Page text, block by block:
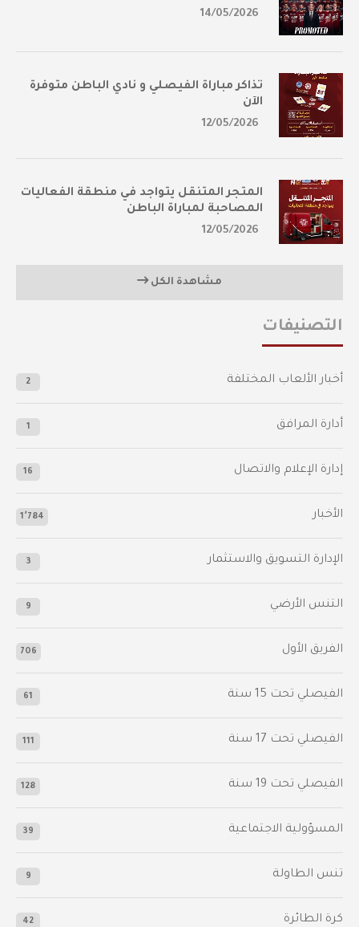
14/05/2026
تذاكر مباراة الفيصلي و نادي الباطن متوفرة
الآن
12/05/2026
المتجر المتنقل يتواجد في منطقة الفعاليات
المصاحبة لمباراة الباطن
12/05/2026
مشاهدة الكل
التصنيفات
أخبار الألعاب المختلفة 2
أدارة المرافق 1
إدارة الإعلام والاتصال 16
الأخبار 1٬784
الإدارة التسويق والاستثمار 3
التنس الأرضي 9
الفريق الأول 706
الفيصلي‬⁩ تحت 15 سنة 61
‫الفيصلي‬⁩ تحت 17 سنة 111
الفيصلي‬⁩ تحت 19 سنة 128
المسؤولية الاجتماعية 39
تنس الطاولة 9
كرة الطائرة 42